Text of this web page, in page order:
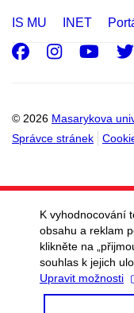
IS MU INET
© 2026 Masarykova
Správce stránek
Facebook
K vyhodnocování
obsahu a reklam
klikněte na
souhlas k jejich
Upravit možnosti